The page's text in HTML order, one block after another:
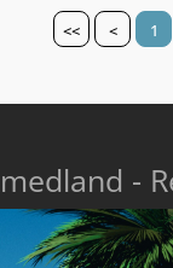
<< < 1
medland -